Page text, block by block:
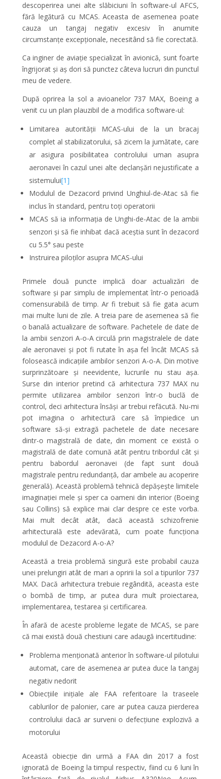
descoperirea unei alte slăbiciuni în software-ul AFCS,
fără legătură cu MCAS. Aceasta de asemenea poate
cauza un tangaj negativ excesiv în anumite
circumstanțe excepționale, necesitând să fie corectată.
Ca inginer de aviație specializat în avionică, sunt foarte
îngrijorat și aș dori să punctez câteva lucruri din punctul
meu de vedere.
După oprirea la sol a avioanelor 737 MAX, Boeing a
venit cu un plan plauzibil de a modifica software-ul:
Limitarea autorității MCAS-ului de la un bracaj
complet al stabilizatorului, să zicem la jumătate, care
ar asigura posibilitatea controlului uman asupra
aeronavei în cazul unei alte declanșări nejustificate a
sistemului[1]
Modulul de Dezacord privind Unghiul-de-Atac să fie
inclus în standard, pentru toți operatorii
MCAS să ia informația de Unghi-de-Atac de la ambii
senzori și să fie inhibat dacă aceștia sunt în dezacord
cu 5.5° sau peste
Instruirea piloților asupra MCAS-ului
Primele două puncte implică doar actualizări de
software și par simplu de implementat într-o perioadă
comensurabilă de timp. Ar fi trebuit să fie gata acum
mai multe luni de zile. A treia pare de asemenea să fie
o banală actualizare de software. Pachetele de date de
la ambii senzori A-o-A circulă prin magistralele de date
ale aeronavei și pot fi rutate în așa fel încât MCAS să
folosească indicațiile ambilor senzori A-o-A. Din motive
surprinzătoare și neevidente, lucrurile nu stau așa.
Surse din interior pretind că arhitectura 737 MAX nu
permite utilizarea ambilor senzori într-o buclă de
control, deci arhitectura însăși ar trebui refăcută. Nu-mi
pot imagina o arhitectură care să împiedice un
software să-și extragă pachetele de date necesare
dintr-o magistrală de date, din moment ce există o
magistrală de date comună atât pentru tribordul cât și
pentru babordul aeronavei (de fapt sunt două
magistrale pentru redundanță, dar ambele au acoperire
generală). Această problemă tehnică depășește limitele
imaginației mele și sper ca oameni din interior (Boeing
sau Collins) să explice mai clar despre ce este vorba.
Mai mult decât atât, dacă această schizofrenie
arhitecturală este adevărată, cum poate funcționa
modulul de Dezacord A-o-A?
Această a treia problemă singură este probabil cauza
unei prelungiri atât de mari a opririi la sol a tipurilor 737
MAX. Dacă arhitectura trebuie regândită, aceasta este
o bombă de timp, ar putea dura mult proiectarea,
implementarea, testarea și certificarea.
În afară de aceste probleme legate de MCAS, se pare
că mai există două chestiuni care adaugă incertitudine:
Problema menționată anterior în software-ul pilotului
automat, care de asemenea ar putea duce la tangaj
negativ nedorit
Obiecțiile inițiale ale FAA referitoare la traseele
cablurilor de palonier, care ar putea cauza pierderea
controlului dacă ar surveni o defecțiune explozivă a
motorului
Această obiecție din urmă a FAA din 2017 a fost
ignorată de Boeing la timpul respectiv, fiind cu 6 luni în